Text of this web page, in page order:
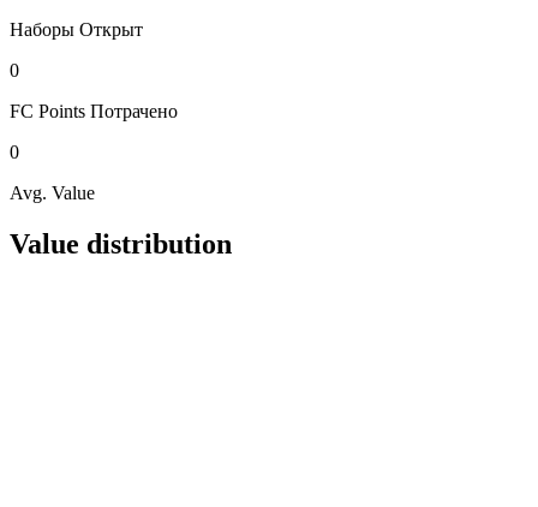
Наборы Открыт
0
FC Points Потрачено
0
Avg. Value
Value distribution